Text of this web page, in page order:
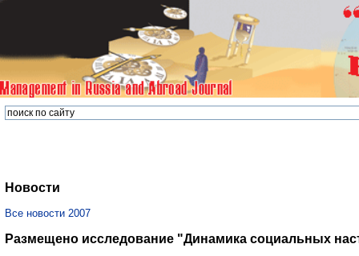
Новости
Все новости 2007
Размещено исследование "Динамика социальных